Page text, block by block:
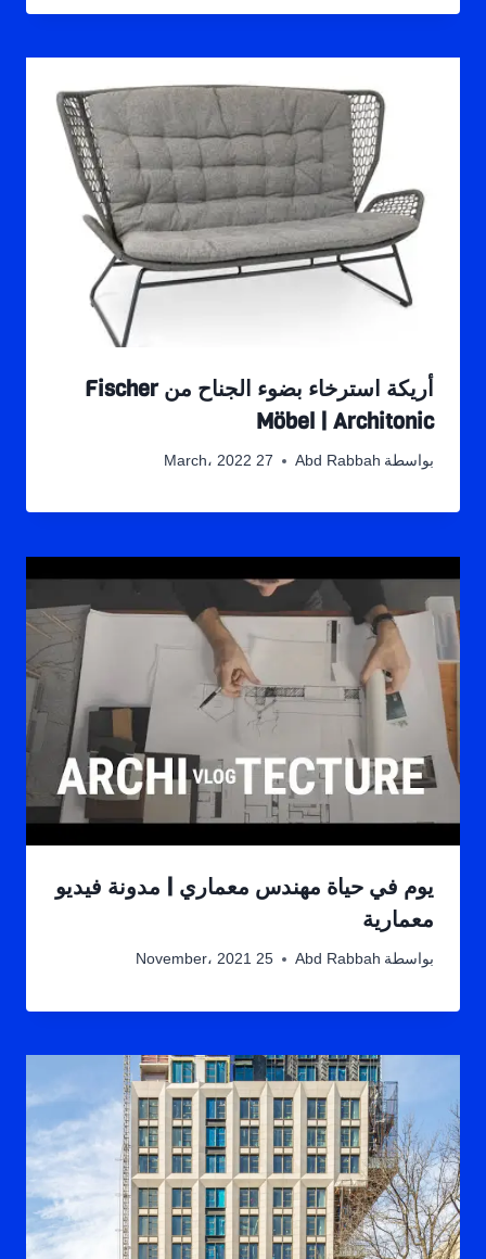
أريكة استرخاء بضوء الجناح من Fischer
Möbel | Architonic
بواسطة Abd Rabbah 27 March، 2022
يوم في حياة مهندس معماري | مدونة فيديو
معمارية
بواسطة Abd Rabbah 25 November، 2021